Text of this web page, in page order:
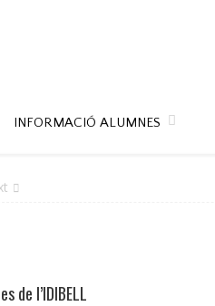
INFORMACIÓ ALUMNES
de l’IDIBELL